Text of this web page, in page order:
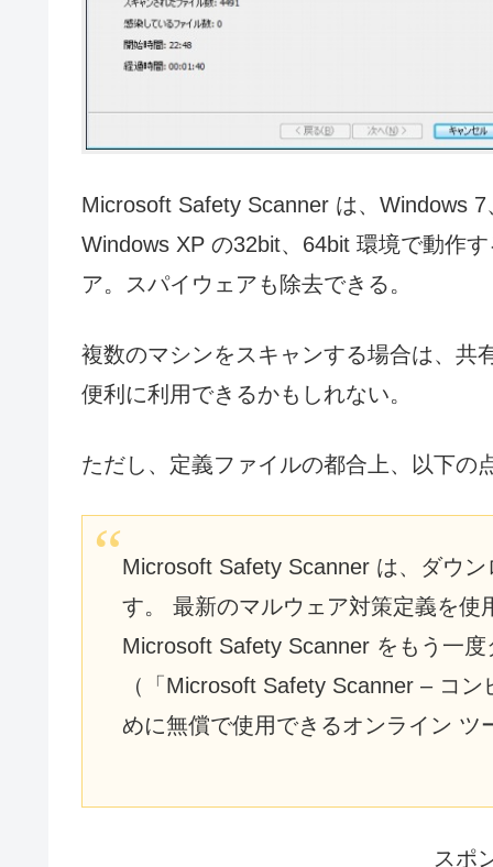
Microsoft Safety Scanner は、Windows
Windows XP の32bit、64bit 環境で動作
ア。スパイウェアも除去できる。
複数のマシンをスキャンする場合は、共
便利に利用できるかもしれない。
ただし、定義ファイルの都合上、以下の
Microsoft Safety Scanner は、ダウ
す。 最新のマルウェア対策定義を使
Microsoft Safety Scanner をもう一度
（「Microsoft Safety Scanner – コ
めに無償で使用できるオンライン ツ
スポ